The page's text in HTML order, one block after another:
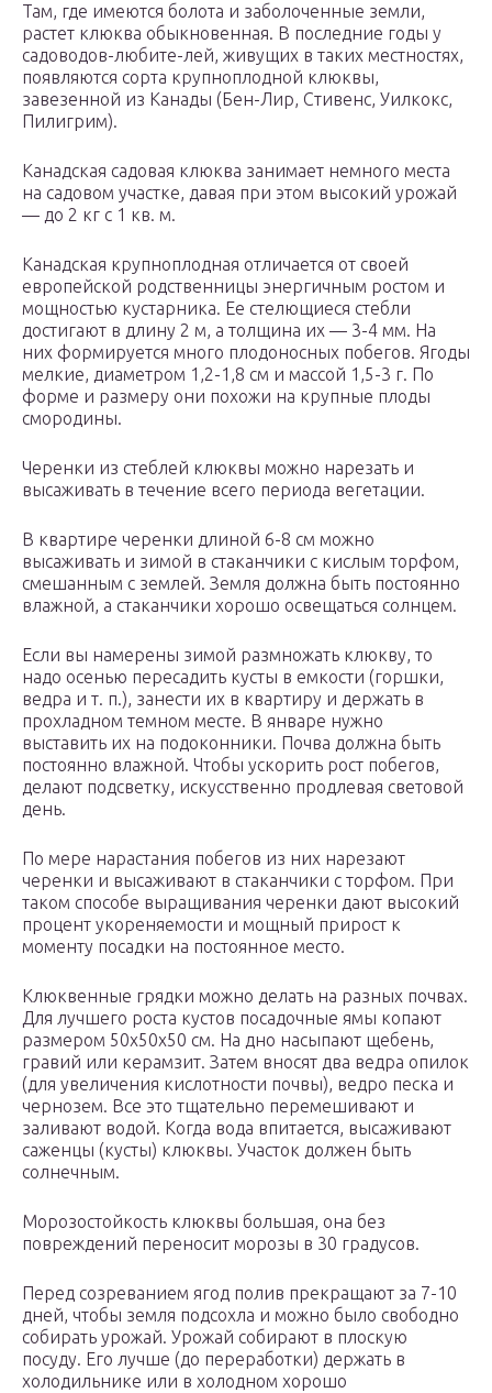
Там, где имеются болота и заболоченные земли,
растет клюква обыкновенная. В последние годы у
садоводов-любите-лей, живущих в таких местностях,
появляются сорта крупноплодной клюквы,
завезенной из Канады (Бен-Лир, Стивенс, Уилкокс,
Пилигрим).
Канадская садовая клюква занимает немного места
на садовом участке, давая при этом высокий урожай
— до 2 кг с 1 кв. м.
Канадская крупноплодная отличается от своей
европейской родственницы энергичным ростом и
мощностью кустарника. Ее стелющиеся стебли
достигают в длину 2 м, а толщина их — 3-4 мм. На
них формируется много плодоносных побегов. Ягоды
мелкие, диаметром 1,2-1,8 см и массой 1,5-3 г. По
форме и размеру они похожи на крупные плоды
смородины.
Черенки из стеблей клюквы можно нарезать и
высаживать в течение всего периода вегетации.
В квартире черенки длиной 6-8 см можно
высаживать и зимой в стаканчики с кислым торфом,
смешанным с землей. Земля должна быть постоянно
влажной, а стаканчики хорошо освещаться солнцем.
Если вы намерены зимой размножать клюкву, то
надо осенью пересадить кусты в емкости (горшки,
ведра и т. п.), занести их в квартиру и держать в
прохладном темном месте. В январе нужно
выставить их на подоконники. Почва должна быть
постоянно влажной. Чтобы ускорить рост побегов,
делают подсветку, искусственно продлевая световой
день.
По мере нарастания побегов из них нарезают
черенки и высаживают в стаканчики с торфом. При
таком способе выращивания черенки дают высокий
процент укореняемости и мощный прирост к
моменту посадки на постоянное место.
Клюквенные грядки можно делать на разных почвах.
Для лучшего роста кустов посадочные ямы копают
размером 50x50x50 см. На дно насыпают щебень,
гравий или керамзит. Затем вносят два ведра опилок
(для увеличения кислотности почвы), ведро песка и
чернозем. Все это тщательно перемешивают и
заливают водой. Когда вода впитается, высаживают
саженцы (кусты) клюквы. Участок должен быть
солнечным.
Морозостойкость клюквы большая, она без
повреждений переносит морозы в 30 градусов.
Перед созреванием ягод полив прекращают за 7-10
дней, чтобы земля подсохла и можно было свободно
собирать урожай. Урожай собирают в плоскую
посуду. Его лучше (до переработки) держать в
холодильнике или в холодном хорошо